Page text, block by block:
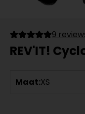
9
REV'IT!
Maat:XS